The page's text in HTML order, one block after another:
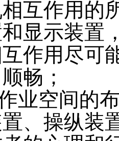
相互作用的
显示装置
作用尽可
畅；
空间的
、操纵装